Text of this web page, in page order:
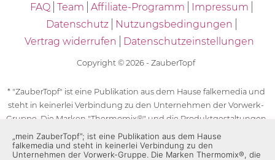
FAQ Team Affiliate-Programm
Impressum
Datenschutz
Nutzungsbedingungen
Vertrag widerrufen
Datenschutzeinstellungen
Copyright © 2026 - ZauberTopf
* "ZauberTopf" ist eine Publikation aus dem Hause falkemedia und
steht in keinerlei Verbindung zu den Unternehmen der Vorwerk-
Gruppe. Die Marken "Thermomix®" und die Produktgestaltungen
des "Thermomix®" sind eingetragene Marken der Unternehmen
der Vorwerk-Gruppe. Die Marken Thermomix®, die Zeichen TM5®,
„mein ZauberTopf”; ist eine Publikation aus dem Hause
falkemedia und steht in keinerlei Verbindung zu den
Unternehmen der Vorwerk-Gruppe. Die Marken Thermomix®, die